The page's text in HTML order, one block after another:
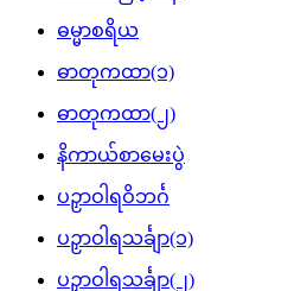
ဓမ္မာစရိယ
ဓာတုကထာ(၁)
ဓာတုကထာ(၂)
နိကာယ်စာမေးပွဲ
ပဉှာဝါရဝိဘင်္ဂ
ပဉှာဝါရသင်္ချာ(၁)
ပဉှာဝါရသင်္ချာ(၂)